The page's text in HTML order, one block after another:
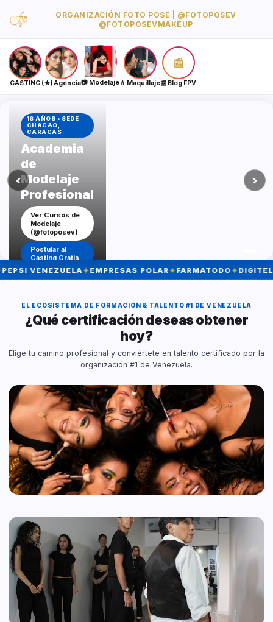
ORGANIZACIÓN FOTO POSE | @FOTOPOSEV
@FOTOPOSEVMAKEUP
CASTING (★) Agencia📷 Modelaje 💄 Maquillaje
📰
📰 Blog FPV
‹ ›
16 AÑOS • SEDE
CHACAO,
CARACAS
Academia
de
Modelaje
Profesional
Ver Cursos de
Modelaje
(@fotoposev)
Postular al
Casting Gratis
Ver Cursos de
Maquillaje
(@fotoposevmakeup)
Ver Catálogo de
Agencia
VENEZUELA✦EMPRESAS POLAR✦FARMATODO✦DIGITEL✦
EL ECOSISTEMA DE FORMACIÓN & TALENTO #1 DE VENEZUELA
¿Qué certificación deseas obtener
hoy?
Elige tu camino profesional y conviértete en talento certificado por la
organización #1 de Venezuela.
Academia de Maquillaje
Auto-Maquillaje, Básico MUA y Diplomado de 3 Meses
(@fotoposevmakeup).
Cursos de Maquillaje →